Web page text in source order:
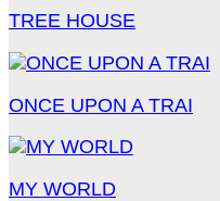
TREE HOUSE
ONCE UPON A TRAI
MY WORLD